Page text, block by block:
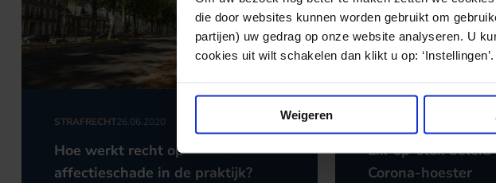
die door websites kunnen worden gebruikt om
partijen) uw gedrag op onze website analyseren. U
cookies uit wilt schakelen dan klikt u op: ‘Instellingen’.
Weigeren
STRAFRECHT26.06.2020
Hoe werkt recht op
affectieschade in de praktijk?
Lik-op-stuk beleid
Corona-hoester